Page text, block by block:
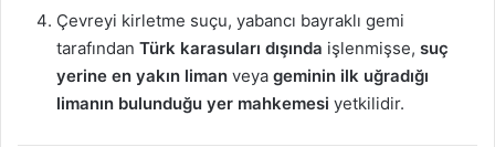
Çevreyi kirletme suçu, yabancı bayraklı gemi
tarafından Türk karasuları dışında işlenmişse, suç
yerine en yakın liman veya geminin ilk uğradığı
limanın bulunduğu yer mahkemesi yetkilidir.